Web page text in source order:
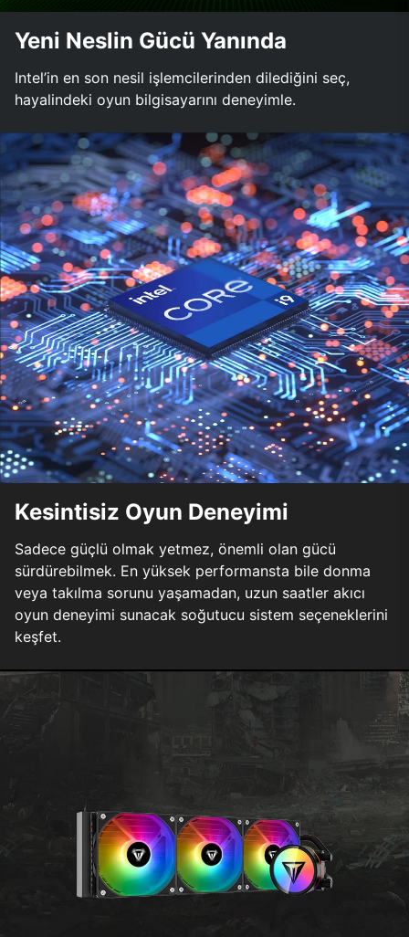
Yeni Neslin Gücü Yanında
Intel’in en son nesil işlemcilerinden dilediğini seç,
hayalindeki oyun bilgisayarını deneyimle.
Kesintisiz Oyun Deneyimi
Sadece güçlü olmak yetmez, önemli olan gücü
sürdürebilmek. En yüksek performansta bile donma
veya takılma sorunu yaşamadan, uzun saatler akıcı
oyun deneyimi sunacak soğutucu sistem seçeneklerini
keşfet.